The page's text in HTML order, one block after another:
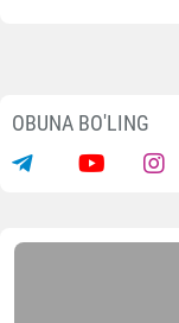
OBUNA BO'LING